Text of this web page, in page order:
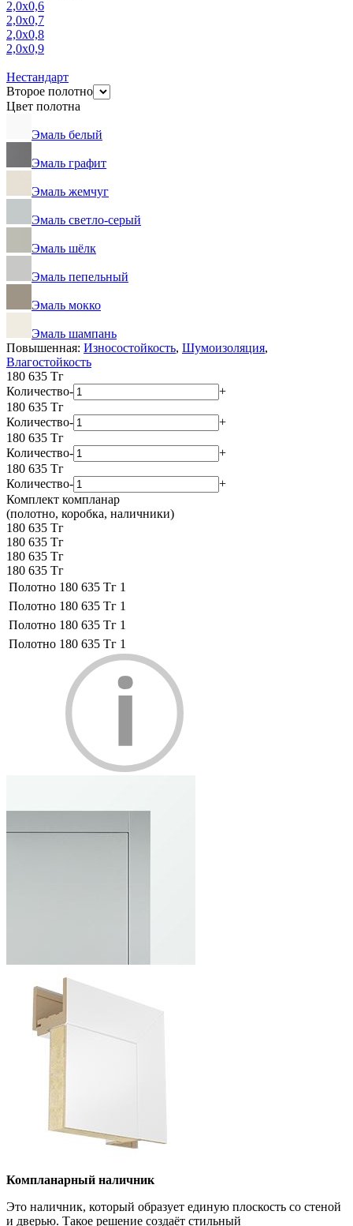
2,0х0,6
2,0х0,7
2,0х0,8
2,0х0,9
Нестандарт
Второе полотно
Цвет полотна
Эмаль белый
Эмаль графит
Эмаль жемчуг
Эмаль светло-серый
Эмаль шёлк
Эмаль пепельный
Эмаль мокко
Эмаль шампань
Повышенная: Износостойкость, Шумоизоляция,
Влагостойкость
180 635 Тг
Количество-
+
180 635 Тг
Количество-
+
180 635 Тг
Количество-
+
180 635 Тг
Количество-
+
Комплект компланар
(полотно, коробка, наличники)
180 635 Тг
180 635 Тг
180 635 Тг
180 635 Тг
Полотно 180 635 Тг 1
Полотно 180 635 Тг 1
Полотно 180 635 Тг 1
Полотно 180 635 Тг 1
Компланарный наличник
Это наличник, который образует единую плоскость со стеной
и дверью. Такое решение создаёт стильный